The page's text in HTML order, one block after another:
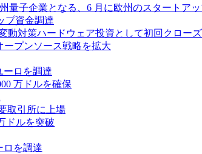
量子企業となる、6 月に欧州のスタートア
プ資金調達
対策ハードウェア投資として初回クロー
ープンソース戦略を拡大
ーロを調達
万ドルを確保
取引所に上場
ドルを突破
ロを調達